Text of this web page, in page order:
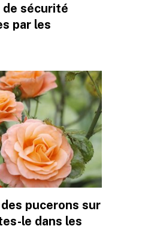
de sécurité
par les
pucerons sur
le dans les